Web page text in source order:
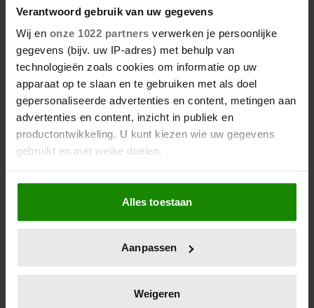
Verantwoord gebruik van uw gegevens
Wij en onze 1022 partners verwerken je persoonlijke
gegevens (bijv. uw IP-adres) met behulp van
technologieën zoals cookies om informatie op uw
apparaat op te slaan en te gebruiken met als doel
gepersonaliseerde advertenties en content, metingen aan
advertenties en content, inzicht in publiek en
productontwikkeling. U kunt kiezen wie uw gegevens
gebruikt en met welke doelen.
Als u het toestaat, willen we ook graag:
Informatie verzamelen over uw geografische
locatie, die tot een paar meter nauwkeurig kan zijn
scannen op specifieke eigenschappen (fingerprinting)
verwerkt en stel uw voorkeuren in het
Alles toestaan
Aanpassen
Weigeren